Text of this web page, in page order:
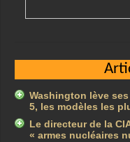
Washington lève
5, les modèles les
Le directeur de la
« armes nucléaires